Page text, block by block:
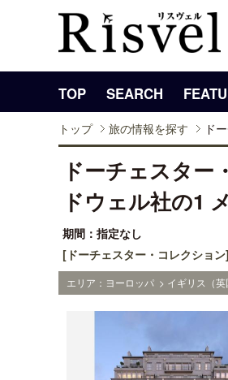
TOP SEARCH
トップ 旅の情報を探す ド
ドーチェスタ
ドウェル社の1
期間：指定なし
[ドーチェスター・コレクション]
エリア：ヨーロッパ > イギリス（